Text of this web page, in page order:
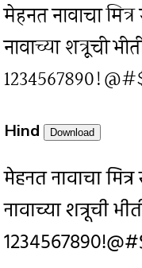
मेहनत नावाचा
नावाच्या शत्रूची
Hind Download
मेहनत नावाचा
नावाच्या शत्रूची